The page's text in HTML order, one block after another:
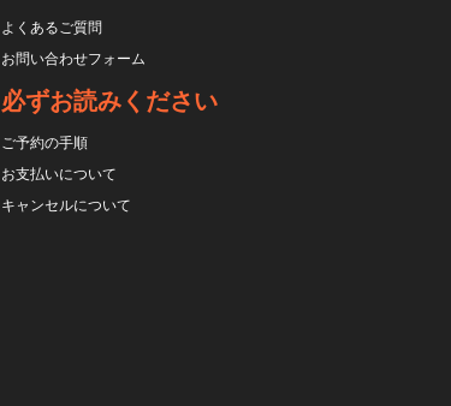
よくあるご質問
お問い合わせフォーム
必ずお読みください
ご予約の手順
お支払いについて
キャンセルについて